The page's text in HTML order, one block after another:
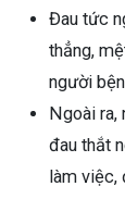
Đau tức
thẳng,
người
Ngoài
đau thắt
làm việc,